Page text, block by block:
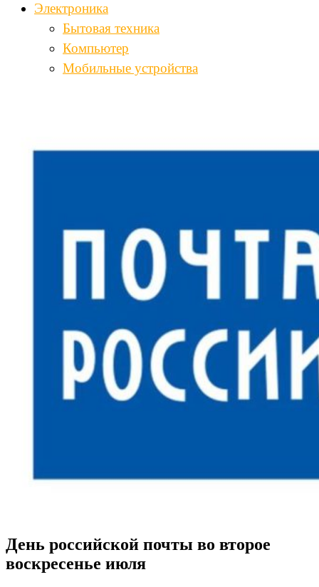
Электроника
Бытовая техника
Компьютер
Мобильные устройства
День российской почты во второе
воскресенье июля